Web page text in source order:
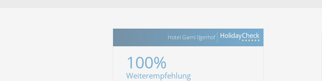
Hotel Garni Ilgerhof
100%
Weiterempfehlung